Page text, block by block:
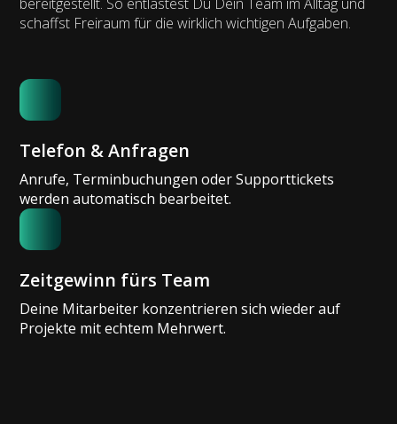
schaffst Freiraum für die wirklich wichtigen Aufgaben.
Telefon & Anfragen
Anrufe, Terminbuchungen oder Supporttickets
werden automatisch bearbeitet.
Zeitgewinn fürs Team
Deine Mitarbeiter konzentrieren sich wieder auf
Projekte mit echtem Mehrwert.